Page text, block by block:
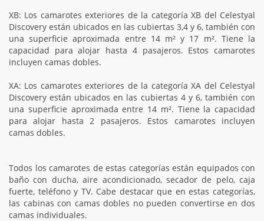
XB: Los camarotes exteriores de la categoría XB del Celestyal
Discovery están ubicados en las cubiertas 3,4 y 6, también con
una superficie aproximada entre 14 m² y 17 m². Tiene la
capacidad para alojar hasta 4 pasajeros. Estos camarotes
incluyen camas dobles.
XA: Los camarotes exteriores de la categoría XA del Celestyal
Discovery están ubicados en las cubiertas 4 y 6, también con
una superficie aproximada entre 14 m². Tiene la capacidad
para alojar hasta 2 pasajeros. Estos camarotes incluyen
camas dobles.
Todos los camarotes de estas categorías están equipados con
baño con ducha, aire acondicionado, secador de pelo, caja
fuerte, teléfono y TV. Cabe destacar que en estas categorías,
las cabinas con camas dobles no pueden convertirse en dos
camas individuales.